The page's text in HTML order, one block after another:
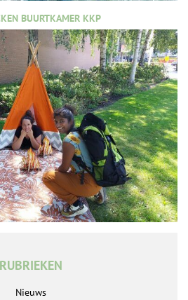
BUURTKAMER KKP
RUBRIEKEN
Nieuws